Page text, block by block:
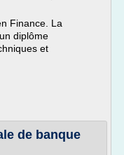
Finance. La
diplôme
et
de banque